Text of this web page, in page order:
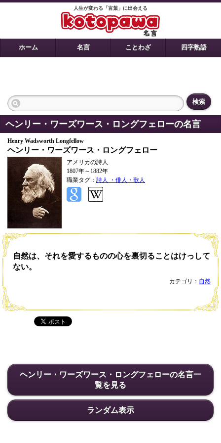
人生が変わる「言葉」に出会える
ホーム 名言 ことわざ 四字熟語
検索
ヘンリー・ワーズワース・ロングフェローの名言
Henry Wadsworth Longfellow
ヘンリー・ワーズワース・ロングフェロー
アメリカの詩人
1807年～1882年
職業タグ： 詩人 ・俳人・歌人
自然は、それを愛するものの心を裏切ることはけっして
ない。
カテゴリ： 自然
ヘンリー・ワーズワース・ロングフェローの名言一
覧を見る
ランダム表示